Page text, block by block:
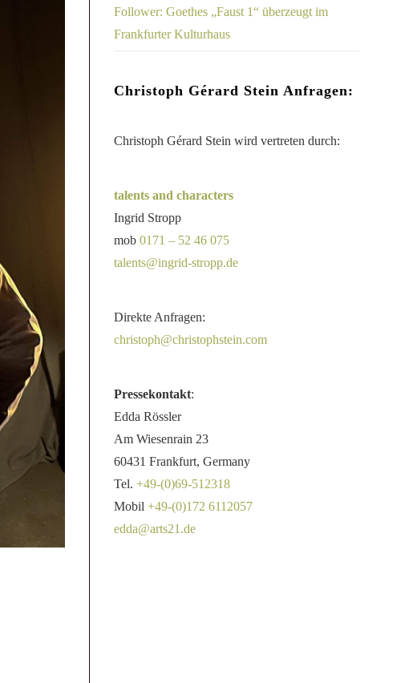
Follower: Goethes „Faust 1“ überzeugt im
Frankfurter Kulturhaus
Christoph Gérard Stein Anfragen:
Christoph Gérard Stein wird vertreten durch:
talents and characters
Ingrid Stropp
mob 0171 – 52 46 075
talents@ingrid-stropp.de
Direkte Anfragen:
christoph@christophstein.com
Pressekontakt:
Edda Rössler
Am Wiesenrain 23
60431 Frankfurt, Germany
Tel. +49-(0)69-512318
Mobil +49-(0)172 6112057
edda@arts21.de